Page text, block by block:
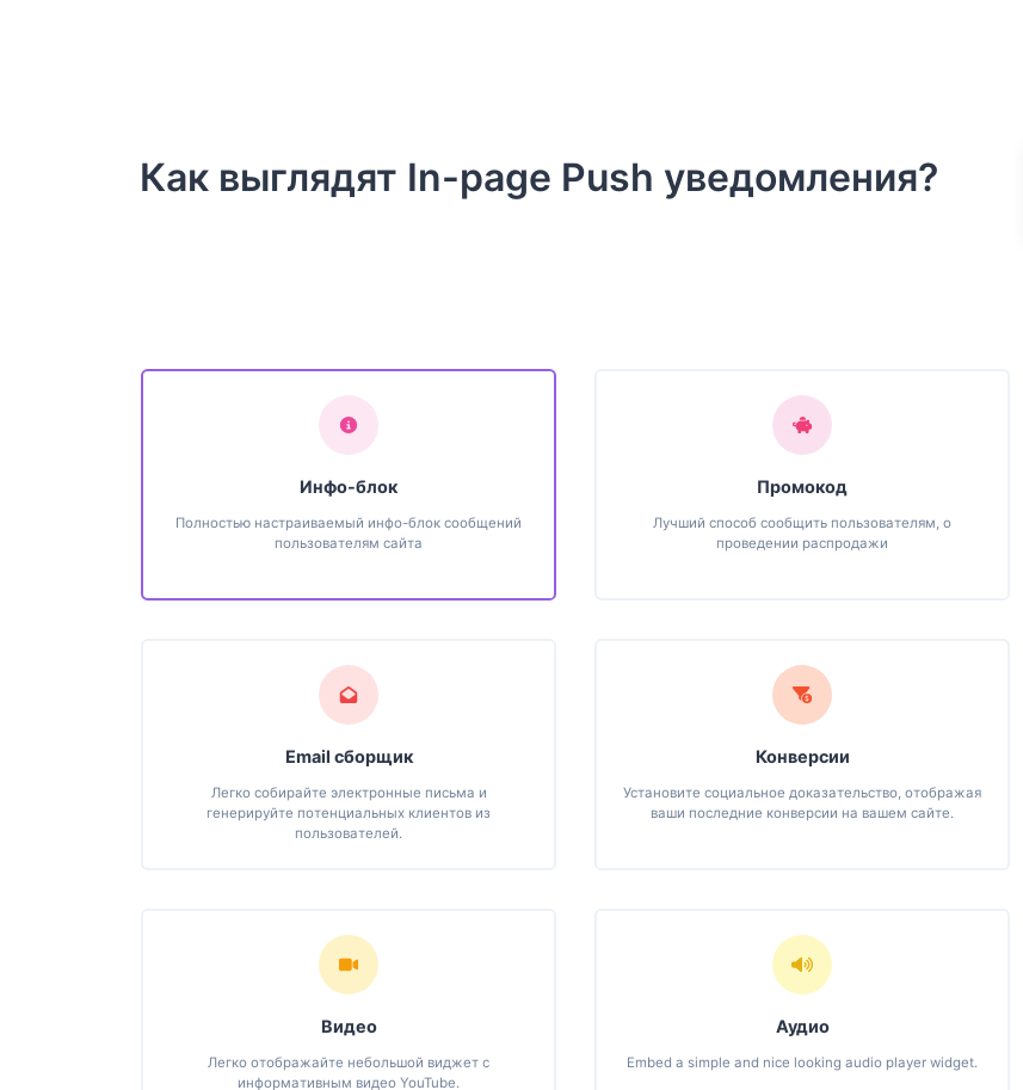
Как выглядят In-page Push уведомления?
Инфо-блок
Полностью настраиваемый инфо-блок сообщений
пользователям сайта
Промокод
Лучший способ сообщить пользователям, о
проведении распродажи
Email сборщик
Легко собирайте электронные письма и
генерируйте потенциальных клиентов из
пользователей.
Конверсии
Установите социальное доказательство, отображая
ваши последние конверсии на вашем сайте.
Видео
Легко отображайте небольшой виджет с
информативным видео YouTube.
Аудио
Embed a simple and nice looking audio player widget.